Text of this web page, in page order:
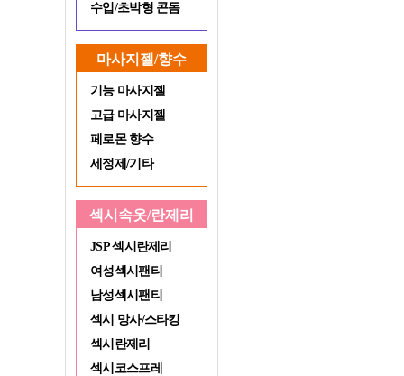
수입/초박형 콘돔
마사지젤/향수
기능 마사지젤
고급 마사지젤
페로몬 향수
세정제/기타
섹시속옷/란제리
JSP 섹시란제리
여성섹시팬티
남성섹시팬티
섹시 망사/스타킹
섹시란제리
섹시코스프레